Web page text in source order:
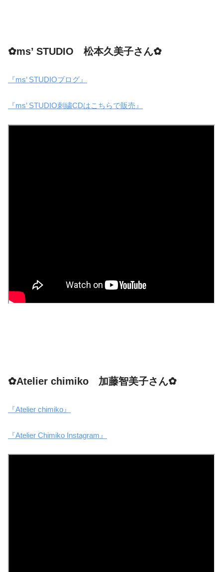
✿ms’ STUDIO 松本久美子さん✿
『ms’ STUDIOブログ』
『ms’ STUDIO刺繍CDはこちらで販売』
✿Atelier chimiko 加藤智美子さん✿
『Atelier chimiko』
『Atelier Chimiko Instagram』